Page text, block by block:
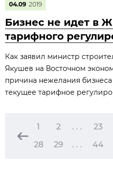
04.09 2019
Бизнес не идет в
тарифного
Как заявил министр
Якушев на Восточном
причина нежелания
текущее тарифное
1 2 . . . 23
28
29 . . . 44